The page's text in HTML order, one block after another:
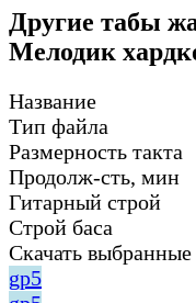
Другие табы
Мелодик
Название
Тип файла
Размерность такта
Продолж-сть, мин
Гитарный строй
Строй баса
Скачать
gp5